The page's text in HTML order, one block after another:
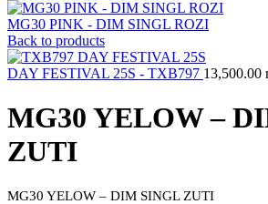
MG30 PINK - DIM SINGL ROZI
Back to products
DAY FESTIVAL 25S - TXB797 13,500.00
MG30 YELOW –
ZUTI
MG30 YELOW – DIM SINGL ZUTI